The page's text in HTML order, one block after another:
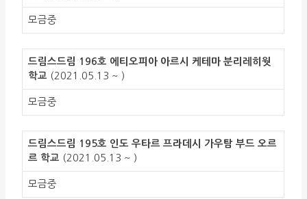
모금중
드림스드림 196호 에티오피아 아르시 케테마 분리레히웟
학교 (2021.05.13 ~ )
모금중
드림스드림 195호 인도 우타르 프라데시 가우탐 부드 오르
르 학교 (2021.05.13 ~ )
모금중